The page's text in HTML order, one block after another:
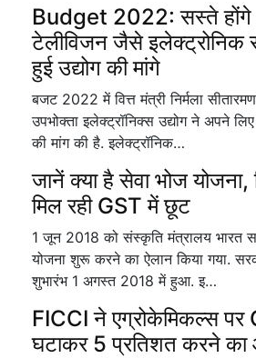
Budget 2022: सस्ते
टेलीविजन जैसे इलेक्ट्रोनिक
हुई उद्योग की मांगे
बजट 2022 में वित्त मंत्री निर्मला
उपभोक्ता इलेक्ट्रॉनिक्स उद्योग ने अपने
की मांग की है. इलेक्ट्रॉनिक…
जानें क्या है सेवा भोज
मिल रही GST में छूट
1 जून 2018 को संस्कृति मंत्रालय भारत
योजना शुरू करने का ऐलान किया गया.
शुभारंभ 1 अगस्त 2018 में हुआ. इ…
FICCI ने एग्रोकेमिकल्स पर
घटाकर 5 प्रतिशत करने का